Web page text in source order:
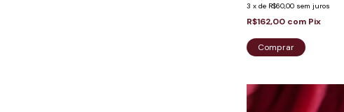
3 xde R$60,00 sem juros
R$162,00 com Pix
Comprar